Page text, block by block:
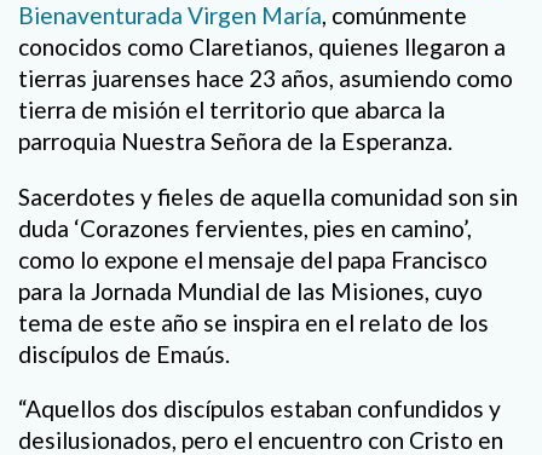
Bienaventurada Virgen María, comúnmente
conocidos como Claretianos, quienes llegaron a
tierras juarenses hace 23 años, asumiendo como
tierra de misión el territorio que abarca la
parroquia Nuestra Señora de la Esperanza.
Sacerdotes y fieles de aquella comunidad son sin
duda ‘Corazones fervientes, pies en camino’,
como lo expone el mensaje del papa Francisco
para la Jornada Mundial de las Misiones, cuyo
tema de este año se inspira en el relato de los
discípulos de Emaús.
“Aquellos dos discípulos estaban confundidos y
desilusionados, pero el encuentro con Cristo en